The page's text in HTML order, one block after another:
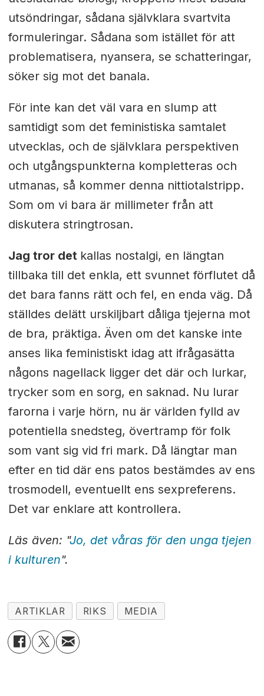
utsöndringar, sådana självklara svartvita
formuleringar. Sådana som istället för att
problematisera, nyansera, se schatteringar,
söker sig mot det banala.
För inte kan det väl vara en slump att
samtidigt som det feministiska samtalet
utvecklas, och de självklara perspektiven
och utgångspunkterna kompletteras och
utmanas, så kommer denna nittiotalstripp.
Som om vi bara är millimeter från att
diskutera stringtrosan.
Jag tror det kallas nostalgi, en längtan
tillbaka till det enkla, ett svunnet förflutet då
det bara fanns rätt och fel, en enda väg. Då
ställdes delätt urskiljbart dåliga tjejerna mot
de bra, präktiga. Även om det kanske inte
anses lika feministiskt idag att ifrågasätta
någons nagellack ligger det där och lurkar,
trycker som en sorg, en saknad. Nu lurar
farorna i varje hörn, nu är världen fylld av
potentiella snedsteg, övertramp för folk
som vant sig vid fri mark. Då längtar man
efter en tid där ens patos bestämdes av ens
trosmodell, eventuellt ens sexpreferens.
Det var enklare att kontrollera.
Läs även: "Jo, det våras för den unga tjejen
i kulturen".
ARTIKLAR RIKS MEDIA